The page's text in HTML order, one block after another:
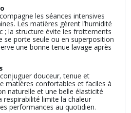
les séances intensives
Les matières gèrent l’humidité
; la structure évite les frottements
se porte seule ou en superposition
une bonne tenue lavage après
douceur, tenue et
matières confortables et faciles à
naturelle et une belle élasticité
respirabilité limite la chaleur
performances au quotidien.